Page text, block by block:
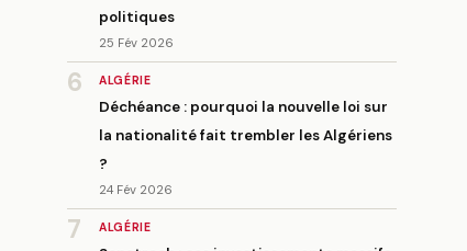
politiques
25 Fév 2026
6 ALGÉRIE
Déchéance : pourquoi la nouvelle loi sur
la nationalité fait trembler les Algériens
?
24 Fév 2026
7 ALGÉRIE